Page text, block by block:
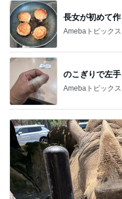
長女が初めて
Amebaトピックス
のこぎりで左
Amebaトピックス